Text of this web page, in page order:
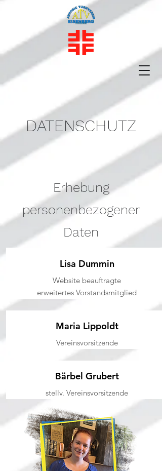
DATENSCHUTZ
Erhebung
personenbezogener
Daten
Lisa Dummin
Website beauftragte
erweitertes Vorstandsmitglied
Maria Lippoldt
Vereinsvorsitzende
Bärbel Grubert
stellv. Vereinsvorsitzende